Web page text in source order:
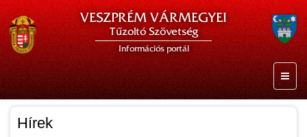
VESZPRÉM VÁRMEGYEI
Tűzoltó Szövetség
Információs portál
Hírek